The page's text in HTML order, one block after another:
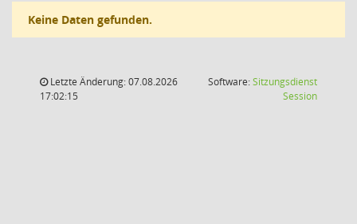
Keine Daten gefunden.
Letzte Änderung: 07.08.2026
17:02:15
Software:Sitzungsdienst
Session(Wird in